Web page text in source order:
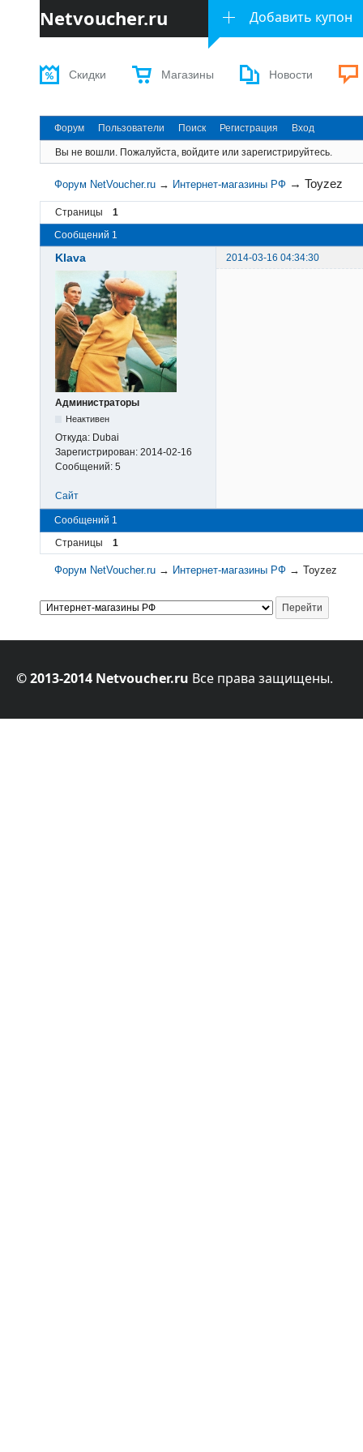
Netvoucher.ru Добавить купон
Скидки Магазины Новости
Форум Пользователи Поиск Регистрация Вход
Вы не вошли. Пожалуйста, войдите или зарегистрируйтесь.
Форум NetVoucher.ru → Интернет-магазины РФ →Toyzez
Страницы
1
Сообщений 1
Klava 2014-03-16 04:34:30
Администраторы
Неактивен
Откуда: Dubai
Зарегистрирован: 2014-02-16
Сообщений: 5
Сайт
Сообщений 1
Страницы
1
Форум NetVoucher.ru → Интернет-магазины РФ →Toyzez
© 2013-2014 Netvoucher.ru Все права защищены.